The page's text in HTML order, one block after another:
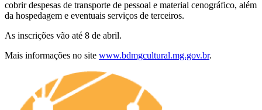
cobrir despesas de transporte de pessoal e material cenográfico, além
da hospedagem e eventuais serviços de terceiros.
As inscrições vão até 8 de abril.
Mais informações no site www.bdmgcultural.mg.gov.br.